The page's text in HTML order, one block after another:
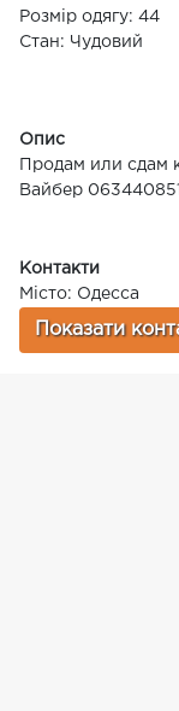
Розмір одягу: 44
Стан: Чудовий
Опис
Продам или
Вайбер
Контакти
Місто: Одесса
Показати